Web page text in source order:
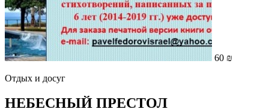
60 ₪
Отдых и досуг
НЕБЕСНЫЙ ПРЕСТОЛ